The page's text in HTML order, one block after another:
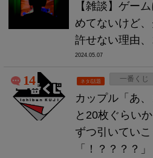
【雑談】ゲー
めてないけど
許せない理由
2024.05.07
ネタ/話題 一番くじ
カップル「あ
と20枚ぐらい
ずつ引いてい
「！？？？？」
14